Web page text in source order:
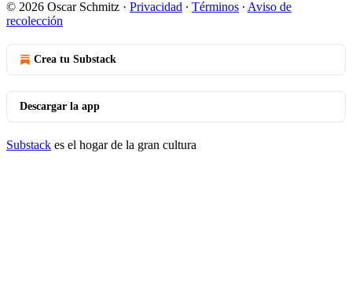
© 2026 Oscar Schmitz · Privacidad ∙ Términos ∙ Aviso de
recolección
Crea tu Substack
Descargar la app
Substack es el hogar de la gran cultura